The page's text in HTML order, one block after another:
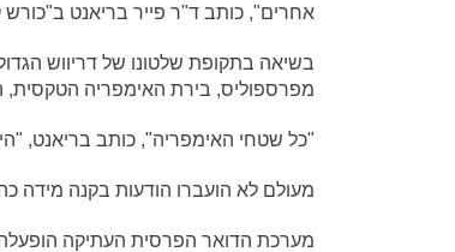
אחרים", כותב ד"ר פייר בריאנט
בשיאה בתקופת שלטונו של דריווש
מפרספוליס, בירת האימפריה הטקסית,
"כל שטחי האימפריה", כותב בריאנט,
מעולם לא הועברו הודעות בקנה מידה
מערכת הדואר הפרסית העתיקה